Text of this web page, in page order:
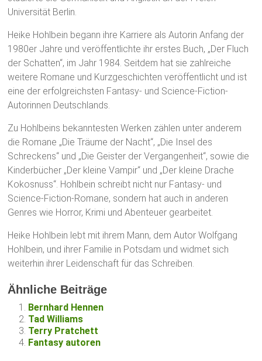
Universität Berlin.
Heike Hohlbein begann ihre Karriere als Autorin Anfang der
1980er Jahre und veröffentlichte ihr erstes Buch, „Der Fluch
der Schatten“, im Jahr 1984. Seitdem hat sie zahlreiche
weitere Romane und Kurzgeschichten veröffentlicht und ist
eine der erfolgreichsten Fantasy- und Science-Fiction-
Autorinnen Deutschlands.
Zu Hohlbeins bekanntesten Werken zählen unter anderem
die Romane „Die Träume der Nacht“, „Die Insel des
Schreckens“ und „Die Geister der Vergangenheit“, sowie die
Kinderbücher „Der kleine Vampir“ und „Der kleine Drache
Kokosnuss“. Hohlbein schreibt nicht nur Fantasy- und
Science-Fiction-Romane, sondern hat auch in anderen
Genres wie Horror, Krimi und Abenteuer gearbeitet.
Heike Hohlbein lebt mit ihrem Mann, dem Autor Wolfgang
Hohlbein, und ihrer Familie in Potsdam und widmet sich
weiterhin ihrer Leidenschaft für das Schreiben.
Ähnliche Beiträge
Bernhard Hennen
Tad Williams
Terry Pratchett
Fantasy autoren